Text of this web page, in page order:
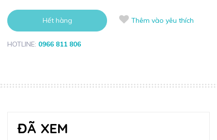
Hết hàng Thêm vào yêu thích
HOTLINE: 0966 811 806
ĐÃ XEM